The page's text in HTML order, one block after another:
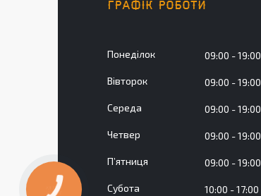
ГРАФІК РОБОТИ
Понеділок 09:00 19:00
Вівторок 09:00 19:00
Середа 09:00 19:00
Четвер 09:00 19:00
Пʼятниця 09:00 19:00
Субота 10:00 17:00
КНОПКА
ЗВ'ЯЗКУ